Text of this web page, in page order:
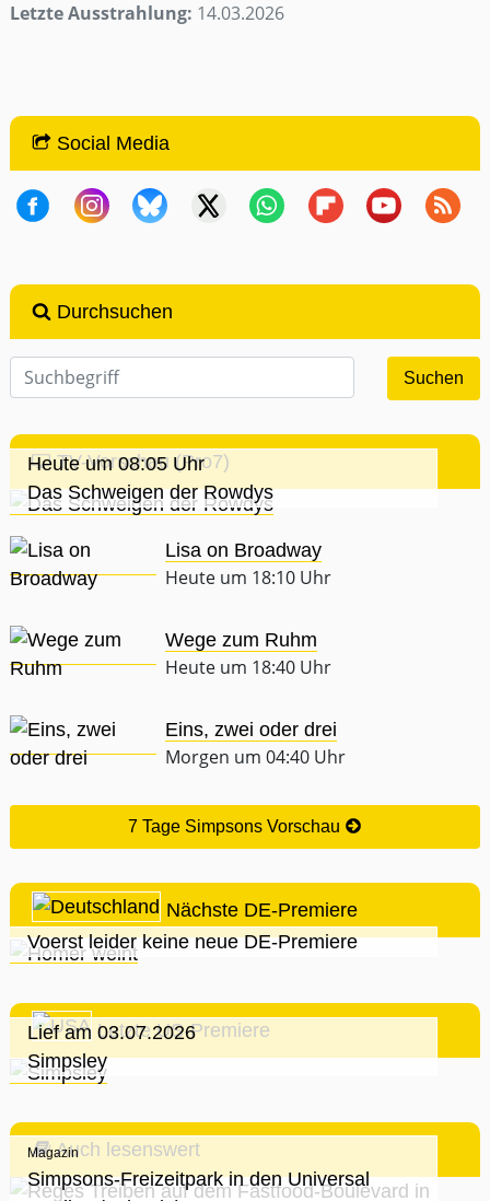
Letzte Ausstrahlung: 14.03.2026
Social Media
Durchsuchen
TV-Vorschau (Pro7)
Heute um 08:05 Uhr
Das Schweigen der Rowdys
Lisa on Broadway
Heute um 18:10 Uhr
Wege zum Ruhm
Heute um 18:40 Uhr
Eins, zwei oder drei
Morgen um 04:40 Uhr
7 Tage Simpsons Vorschau
Nächste DE-Premiere
Voerst leider keine neue DE-Premiere
Letzte US-Premiere
Lief am 03.07.2026
Simpsley
Auch lesenswert
Magazin
Simpsons-Freizeitpark in den Universal